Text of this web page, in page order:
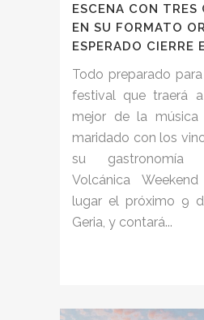
ESCENA CON TRES
EN SU FORMATO
ESPERADO CIERRE
Todo preparado
festival que traerá
mejor de la música
maridado con los
su gastronomía
Volcánica
lugar el próximo 9
Geria, y contará...